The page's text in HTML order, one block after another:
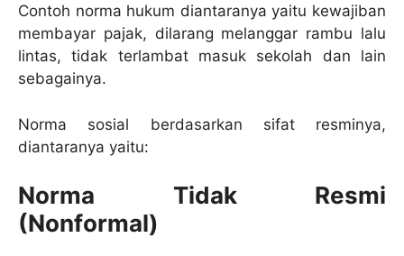
Contoh norma hukum diantaranya yaitu kewajiban
membayar pajak, dilarang melanggar rambu lalu
lintas, tidak terlambat masuk sekolah dan lain
sebagainya.
Norma sosial berdasarkan sifat resminya,
diantaranya yaitu:
Norma Tidak Resmi
(Nonformal)